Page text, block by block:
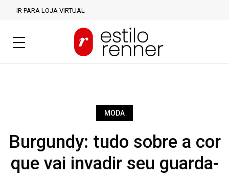
IR PARA LOJA VIRTUAL
MODA
Burgundy: tudo sobre a cor
que vai invadir seu guarda-